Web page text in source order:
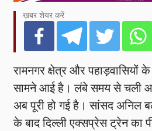
ख़बर शेयर करें
रामनगर क्षेत्र और पहाड़वासियों
सामने आई है। लंबे समय से चली आ
अब पूरी हो गई है। सांसद अनिल
के बाद दिल्ली एक्सप्रेस ट्रेन का